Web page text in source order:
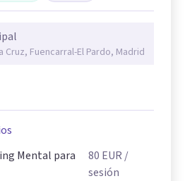
Cruz, Fuencarral-El Pardo, Madrid
Mental para
80 EUR /
sesión